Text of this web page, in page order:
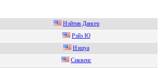
Нэйтив Дансер
Рэйз Ю
Hэшуa
Cиквенc